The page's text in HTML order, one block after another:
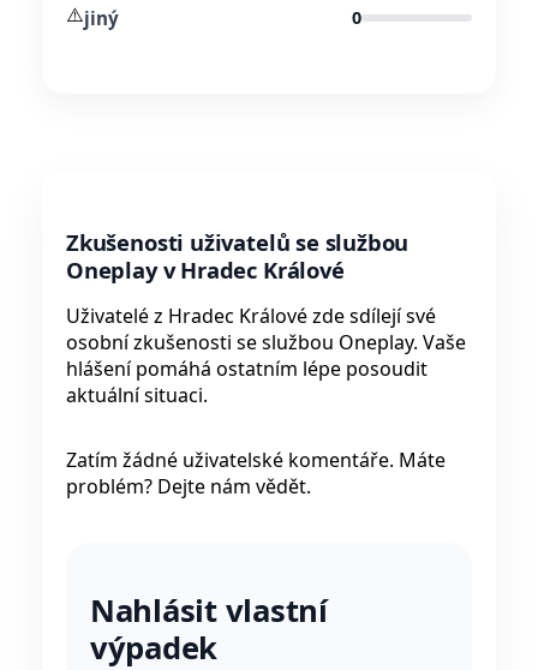
⚠️jiný 0
Zkušenosti uživatelů se službou
Oneplay v Hradec Králové
Uživatelé z Hradec Králové zde sdílejí své
osobní zkušenosti se službou Oneplay. Vaše
hlášení pomáhá ostatním lépe posoudit
aktuální situaci.
Zatím žádné uživatelské komentáře. Máte
problém? Dejte nám vědět.
Nahlásit vlastní
výpadek